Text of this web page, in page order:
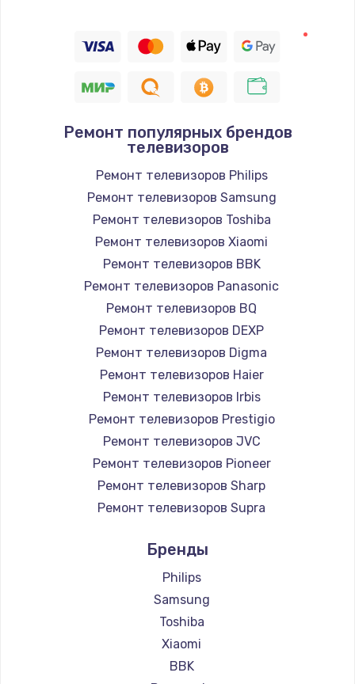
Восстановление цепи питания, пайка
Заказать
Программный ремонт/прошивка
Замена Bluetooth/Wi-Fi модуля
Заказать
Замена картридера
890 руб.
Заказать
Замена микросхемы NFC
1100 руб.
Заказать
Замена шим-контроллера
Заказать
Настройка Wi-Fi
1030 руб.
Заказать
Ремонт популярных брендов
телевизоров
Ремонт телевизоров Philips
Ремонт телевизоров Samsung
Ремонт телевизоров Toshiba
Ремонт телевизоров Xiaomi
Ремонт телевизоров BBK
Ремонт телевизоров Panasonic
Ремонт телевизоров BQ
Ремонт телевизоров DEXP
Ремонт телевизоров Digma
Ремонт телевизоров Haier
Ремонт телевизоров Irbis
Ремонт телевизоров Prestigio
Ремонт телевизоров JVC
Ремонт телевизоров Pioneer
Ремонт телевизоров Sharp
Ремонт телевизоров Supra
Ремонт телевизоров Hisense
Ремонт телевизоров Daewoo
Ремонт телевизоров Centek
Ремонт телевизоров Telefunken
Ремонт телевизоров Hyundai
Ремонт телевизоров Doffler
Бренды
Philips
Samsung
Toshiba
Xiaomi
BBK